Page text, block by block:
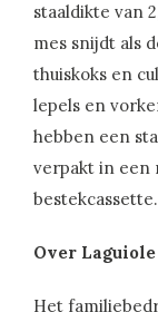
staaldikte van
mes snijdt als
thuiskoks en
lepels en
hebben een
verpakt in een
bestekcassette.
Over
Het